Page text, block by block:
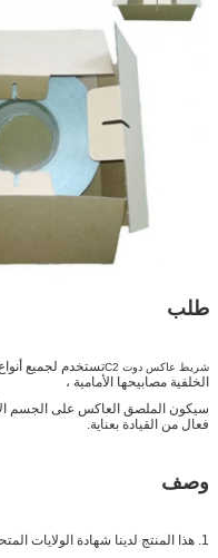
طلب
شريط عاكس دوت C2
تستخدم لجميع
الخلفية مصابيحها الأمامية ،
سيكون الملصق العاكس على الجسم
فعال من القيادة بعناية.
وصف
1. هذا المنتج لدينا شهادة الولايات المتحدة الأمريكية DOT-C2.